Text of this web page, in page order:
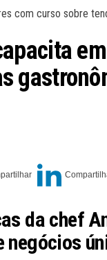
da chef
negócios